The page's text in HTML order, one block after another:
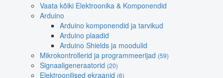
Vaata kõiki Elektroonika & Komponendid
Arduino
Arduino komponendid ja tarvikud
Arduino plaadid
Arduino Shields ja moodulid
Mikrokontrollerid ja programmeerijad (59)
Signaaligeneraatorid (20)
Elektroonilised ekraanid (6)